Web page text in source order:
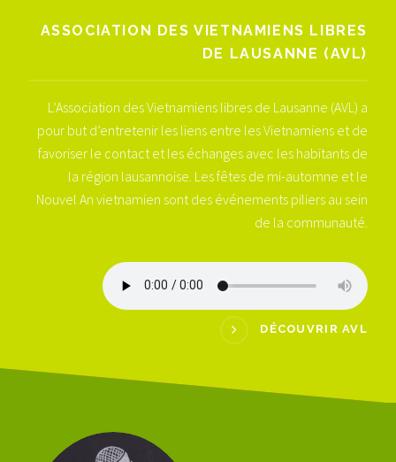
ASSOCIATION DES VIETNAMIENS LIBRES
DE LAUSANNE (AVL)
L’Association des Vietnamiens libres de Lausanne (AVL) a
pour but d’entretenir les liens entre les Vietnamiens et de
favoriser le contact et les échanges avec les habitants de
la région lausannoise. Les fêtes de mi-automne et le
Nouvel An vietnamien sont des événements piliers au sein
de la communauté.
DÉCOUVRIR AVL